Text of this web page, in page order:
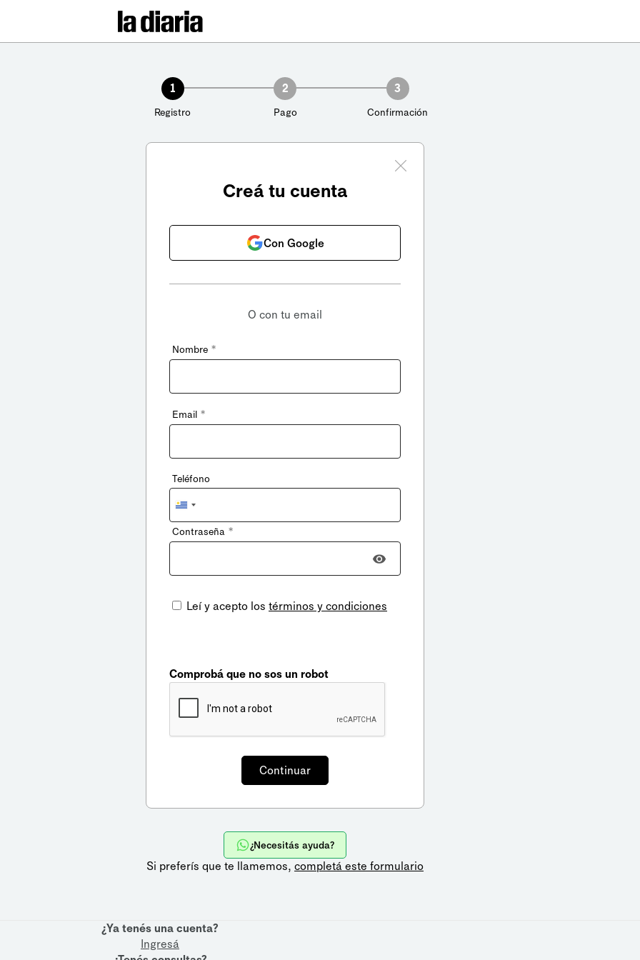
1
Registro
2
Pago
3
Confirmación
Creá tu cuenta
Con Google
O con tu email
Nombre *
Email *
Teléfono
Uruguay
+598
Contraseña *
Leí y acepto los términos y condiciones
Comprobá que no sos un robot
¿Necesitás ayuda?
Si preferís que te llamemos, completá este formulario
¿Ya tenés una cuenta?
Ingresá